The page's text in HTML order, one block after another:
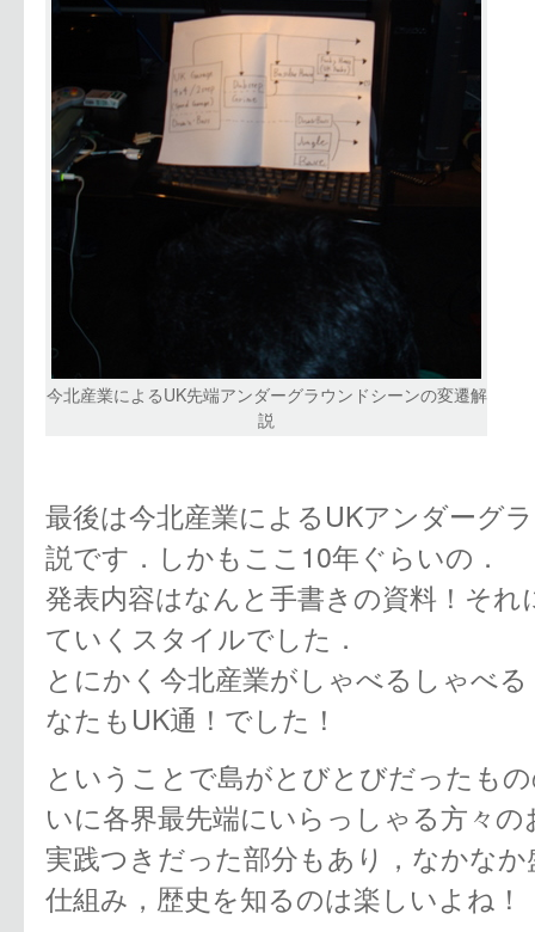
今北産業によるUK先端アンダーグラウンドシーンの変遷解
説
最後は今北産業によるUKアンダーグ
説です．しかもここ10年ぐらいの．
発表内容はなんと手書きの資料！そ
ていくスタイルでした．
とにかく今北産業がしゃべるしゃべ
なたもUK通！でした！
ということで島がとびとびだったも
いに各界最先端にいらっしゃる方々
実践つきだった部分もあり，なかな
仕組み，歴史を知るのは楽しいよね！